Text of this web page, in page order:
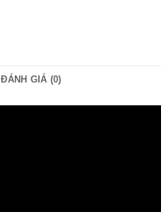
ĐÁNH GIÁ (0)